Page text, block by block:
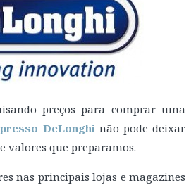
preços para comprar uma
DeLonghinão pode deixar
valores que preparamos.
nas principais lojas e magazines